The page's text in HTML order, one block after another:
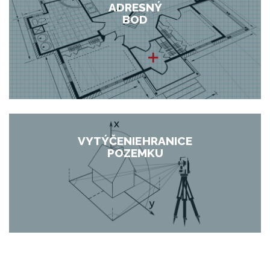
ADRESNÝ
BOD
VYTÝČENIE HRANICE
POZEMKU